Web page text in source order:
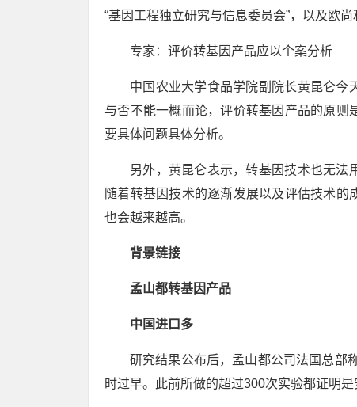
“基因工程独立研究与信息委员会”，以及欧
专家：评价转基因产品应以个案分析
中国农业大学食品学院副院长黄昆仑今
与否不能一概而论，评价转基因产品的原
要具体问题具体分析。
另外，黄昆仑表示，转基因技术也无法
随着转基因技术的逐渐发展以及评估技术
也会越来越高。
背景链接
孟山都转基因产品
中国进口多
研究结果公布后，孟山都公司法国总部
时过早。此前所做的超过300次实验都证明是